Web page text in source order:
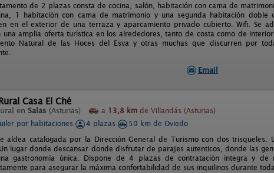
de 2 plazas consta de cocina, salón, habitación con cama de
1 habitación con cama de matrimonio y una segunda habitación
en el exterior de una terraza y aparcamiento privado cubierto. Wifi. Se
una amplia oferta turística en los alrededores, tanto de costa como de
Natural de las Hoces del Esva y otras muchas que discurren por
Email
Casa El Ché
en Salas (Asturias) a 13,8 km de Villandás (Asturias)
por habitaciones
4 plazas
50 km de Oviedo
aldea catalogada por la Dirección General de Turismo con dos trisqueles.
lugar donde descansar donde disfrutar de parajes autenticos, donde las
gastronomía única. Dispone de 4 plazas de contratación integra y de
para asegurar la máxima confortabilidad de sus inquilinos durante toda